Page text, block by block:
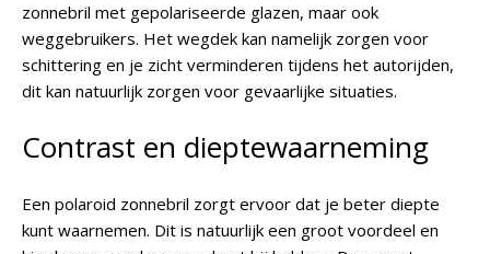
zonnebril met gepolariseerde glazen, maar ook
weggebruikers. Het wegdek kan namelijk zorgen voor
schittering en je zicht verminderen tijdens het autorijden,
dit kan natuurlijk zorgen voor gevaarlijke situaties.
Contrast en dieptewaarneming
Een polaroid zonnebril zorgt ervoor dat je beter diepte
kunt waarnemen. Dit is natuurlijk een groot voordeel en